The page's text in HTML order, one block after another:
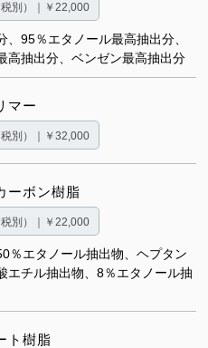
税別）｜￥22,000
、95％エタノール最高抽出分、
高抽出分、ベンゼン最高抽出分
マー
税別）｜￥32,000
ーボン樹脂
税別）｜￥22,000
％エタノール抽出物、ヘプタン
エチル抽出物、8％エタノール抽
ト樹脂